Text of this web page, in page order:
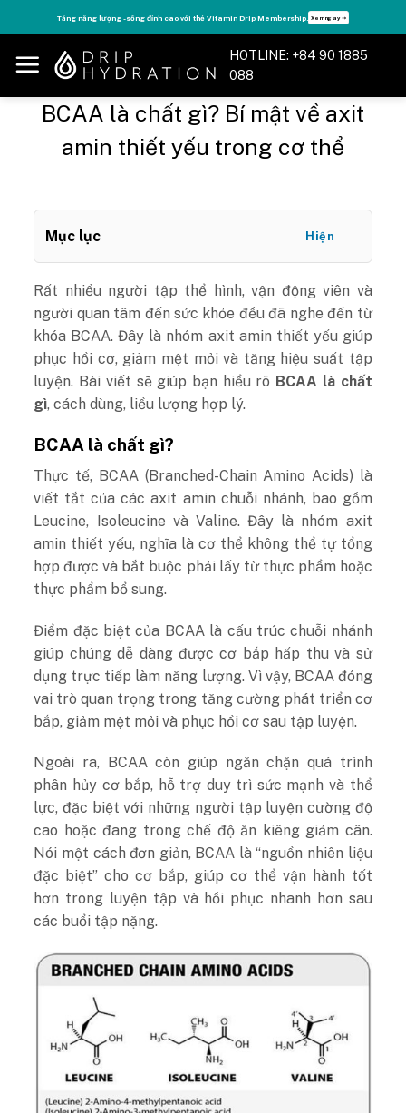
to
content
Tăng năng lượng - sống đỉnh cao với thẻ Vitamin Drip Membership. Xem ngay ➝
HOTLINE: +84 90 1885
088
BCAA là chất gì? Bí mật về axit
amin thiết yếu trong cơ thể
Mục lục Hiện
Rất nhiều người tập thể hình, vận động viên và
người quan tâm đến sức khỏe đều đã nghe đến từ
khóa BCAA. Đây là nhóm axit amin thiết yếu giúp
phục hồi cơ, giảm mệt mỏi và tăng hiệu suất tập
luyện. Bài viết sẽ giúp bạn hiểu rõ BCAA là chất
gì, cách dùng, liều lượng hợp lý.
BCAA là chất gì?
Thực tế, BCAA (Branched-Chain Amino Acids) là
viết tắt của các axit amin chuỗi nhánh, bao gồm
Leucine, Isoleucine và Valine. Đây là nhóm axit
amin thiết yếu, nghĩa là cơ thể không thể tự tổng
hợp được và bắt buộc phải lấy từ thực phẩm hoặc
thực phẩm bổ sung.
Điểm đặc biệt của BCAA là cấu trúc chuỗi nhánh
giúp chúng dễ dàng được cơ bắp hấp thu và sử
dụng trực tiếp làm năng lượng. Vì vậy, BCAA đóng
vai trò quan trọng trong tăng cường phát triển cơ
bắp, giảm mệt mỏi và phục hồi cơ sau tập luyện.
Ngoài ra, BCAA còn giúp ngăn chặn quá trình
phân hủy cơ bắp, hỗ trợ duy trì sức mạnh và thể
lực, đặc biệt với những người tập luyện cường độ
cao hoặc đang trong chế độ ăn kiêng giảm cân.
Nói một cách đơn giản, BCAA là “nguồn nhiên liệu
đặc biệt” cho cơ bắp, giúp cơ thể vận hành tốt
hơn trong luyện tập và hồi phục nhanh hơn sau
các buổi tập nặng.